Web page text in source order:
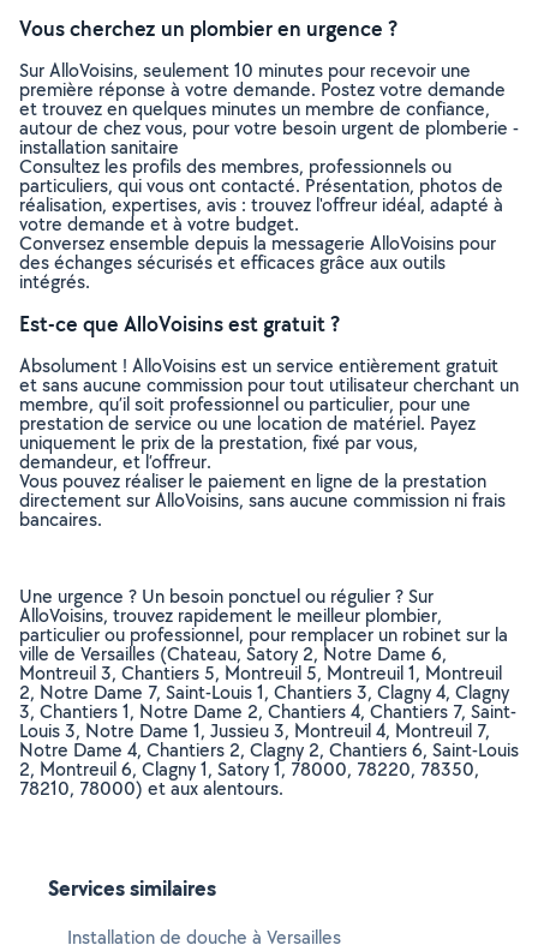
Vous cherchez un plombier en urgence ?
Sur AlloVoisins, seulement 10 minutes pour recevoir une
première réponse à votre demande. Postez votre demande
et trouvez en quelques minutes un membre de confiance,
autour de chez vous, pour votre besoin urgent de plomberie -
installation sanitaire
Consultez les profils des membres, professionnels ou
particuliers, qui vous ont contacté. Présentation, photos de
réalisation, expertises, avis : trouvez l'offreur idéal, adapté à
votre demande et à votre budget.
Conversez ensemble depuis la messagerie AlloVoisins pour
des échanges sécurisés et efficaces grâce aux outils
intégrés.
Est-ce que AlloVoisins est gratuit ?
Absolument ! AlloVoisins est un service entièrement gratuit
et sans aucune commission pour tout utilisateur cherchant un
membre, qu’il soit professionnel ou particulier, pour une
prestation de service ou une location de matériel. Payez
uniquement le prix de la prestation, fixé par vous,
demandeur, et l’offreur.
Vous pouvez réaliser le paiement en ligne de la prestation
directement sur AlloVoisins, sans aucune commission ni frais
bancaires.
Une urgence ? Un besoin ponctuel ou régulier ? Sur
AlloVoisins, trouvez rapidement le meilleur plombier,
particulier ou professionnel, pour remplacer un robinet sur la
ville de Versailles (Chateau, Satory 2, Notre Dame 6,
Montreuil 3, Chantiers 5, Montreuil 5, Montreuil 1, Montreuil
2, Notre Dame 7, Saint-Louis 1, Chantiers 3, Clagny 4, Clagny
3, Chantiers 1, Notre Dame 2, Chantiers 4, Chantiers 7, Saint-
Louis 3, Notre Dame 1, Jussieu 3, Montreuil 4, Montreuil 7,
Notre Dame 4, Chantiers 2, Clagny 2, Chantiers 6, Saint-Louis
2, Montreuil 6, Clagny 1, Satory 1, 78000, 78220, 78350,
78210, 78000) et aux alentours.
Services similaires
Installation de douche à Versailles